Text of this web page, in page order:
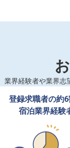
業界経験者や業界志
登録求職者の約
宿泊業界経験